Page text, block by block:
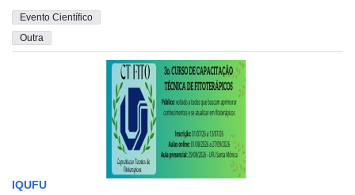
Evento Científico
Outra
IQUFU